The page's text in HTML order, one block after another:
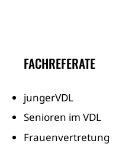
FACHREFERATE
jungerVDL
Senioren im VDL
Frauenvertretung